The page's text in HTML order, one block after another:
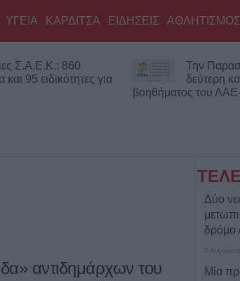
ΥΓΕΙΑ ΚΑΡΔΙΤΣΑ ΕΙΔΗΣΕΙΣ ΑΘΛΗΤΙΣΜΟΣ
Σ.Α.Ε.Κ.: 860
και 95 ειδικότητες για
Την
δεύτερη
βοηθήματος του
αντιδημάρχων του
Δύο
δρόμο
7
Μία